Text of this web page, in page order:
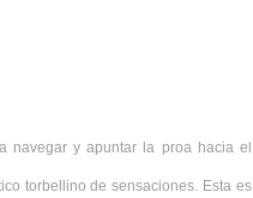
navegar y apuntar la proa hacia el
torbellino de sensaciones. Esta es